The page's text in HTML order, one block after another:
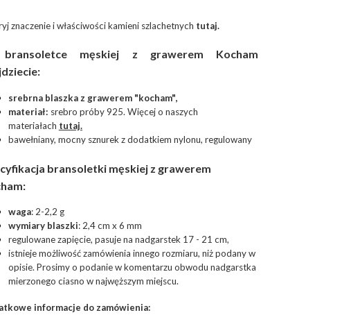
znaczenie i właściwości kamieni szlachetnych tutaj.
męskiej z grawerem Kocham
srebrna blaszka z grawerem "kocham",
materiał: srebro próby 925. Więcej o naszych
materiałach tutaj.
bawełniany, mocny sznurek z dodatkiem nylonu, regulowany
bransoletki męskiej z grawerem
waga: 2-2,2 g
wymiary blaszki: 2,4 cm x 6 mm
regulowane zapięcie, pasuje na nadgarstek 17 - 21 cm,
istnieje możliwość zamówienia innego rozmiaru, niż podany w
opisie. Prosimy o podanie w komentarzu obwodu nadgarstka
mierzonego ciasno w najwęższym miejscu.
informacje do zamówienia: